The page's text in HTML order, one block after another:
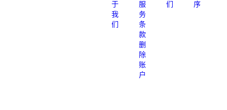
于
我
们
服
务
条
款
删
除
账
户
们
序